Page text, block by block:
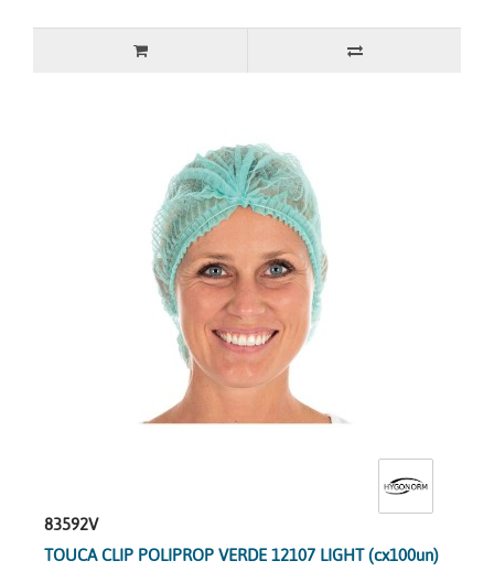
83592V
TOUCA CLIP POLIPROP VERDE 12107 LIGHT (cx100un)